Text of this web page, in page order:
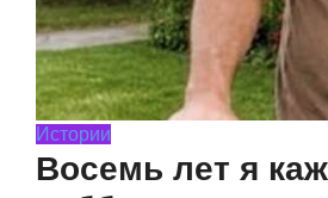
Истории
Восемь лет я